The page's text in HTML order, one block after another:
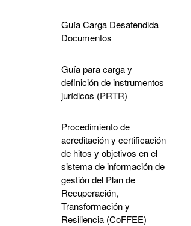
Guía Carga Desatendida
Documentos
Guía para carga y
definición de instrumentos
jurídicos (PRTR)
Procedimiento de
acreditación y certificación
de hitos y objetivos en el
sistema de información de
gestión del Plan de
Recuperación,
Transformación y
Resiliencia (CoFFEE)